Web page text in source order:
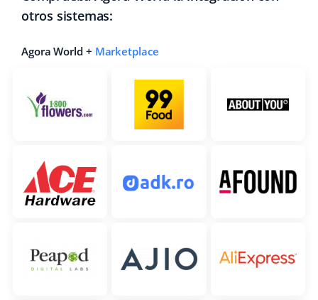
otros sistemas:
Agora World + Marketplace